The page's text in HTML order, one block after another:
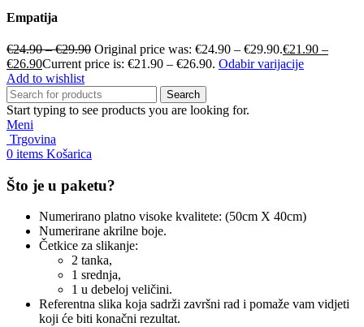
Empatija
€24.90–€29.90 Original price was: €24.90 – €29.90.€21.90 –
€26.90Current price is: €21.90 – €26.90. Odabir varijacije
Add to wishlist
Search
Start typing to see products you are looking for.
Meni
Trgovina
0 items Košarica
Što je u paketu?
Numerirano platno visoke kvalitete: (50cm X 40cm)
Numerirane akrilne boje.
Četkice za slikanje:
2 tanka,
1 srednja,
1 u debeloj veličini.
Referentna slika koja sadrži završni rad i pomaže vam vidjeti
koji će biti konačni rezultat.